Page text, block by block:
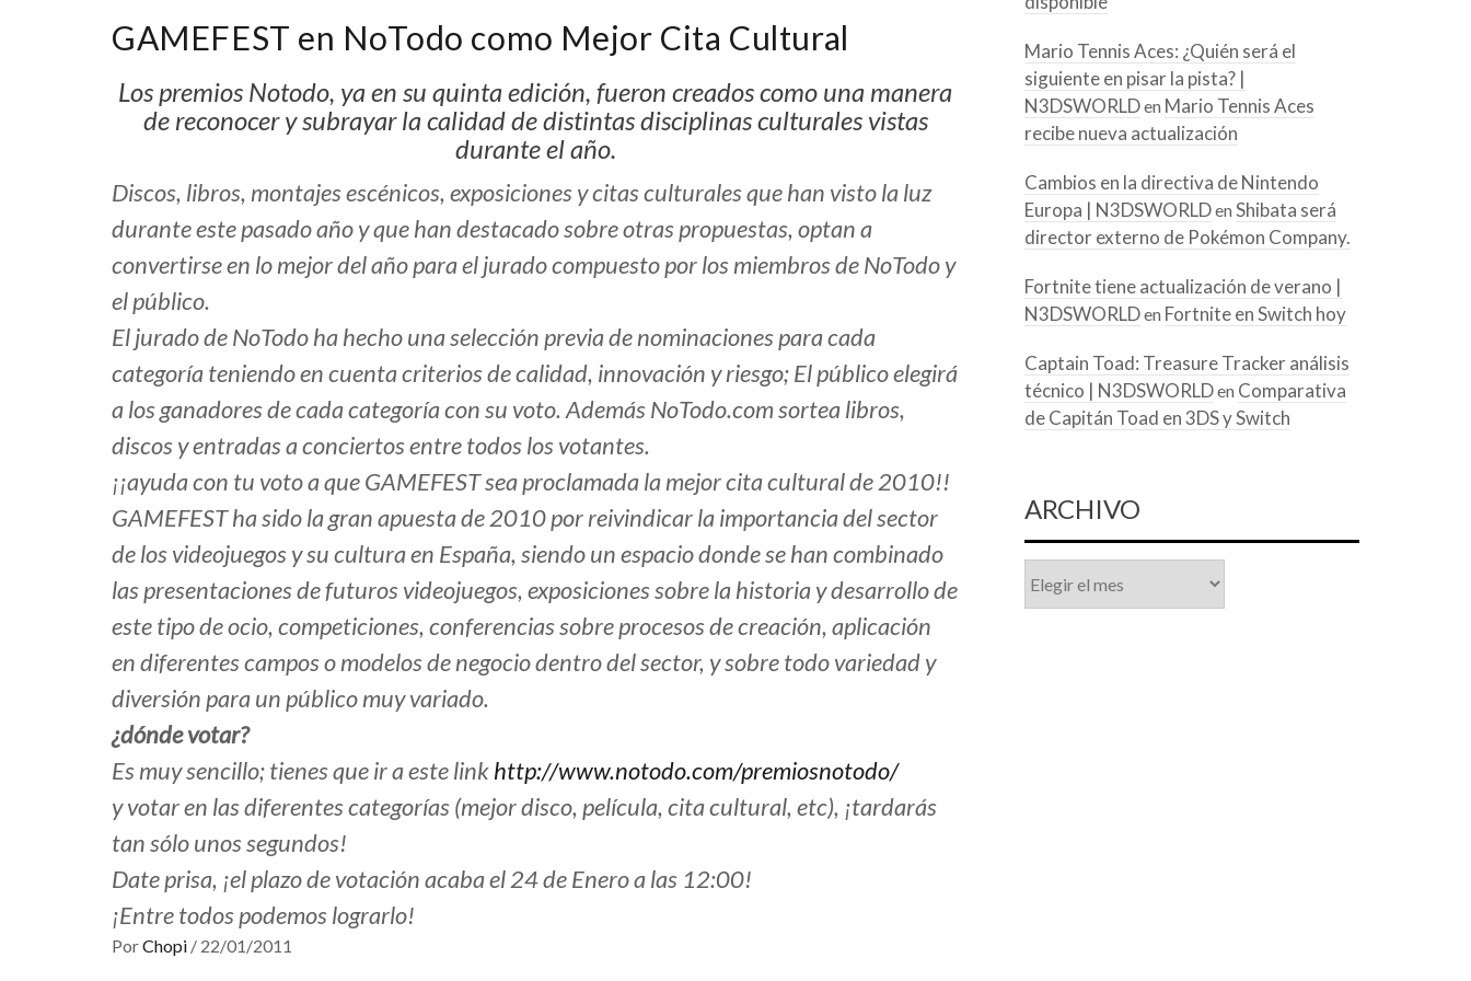
GAMEFEST en NoTodo como Mejor Cita Cultural
Los premios Notodo, ya en su quinta edición, fueron creados como una manera
de reconocer y subrayar la calidad de distintas disciplinas culturales vistas
durante el año.
Discos, libros, montajes escénicos, exposiciones y citas culturales que han visto la luz
durante este pasado año y que han destacado sobre otras propuestas, optan a
convertirse en lo mejor del año para el jurado compuesto por los miembros de NoTodo y
el público.
El jurado de NoTodo ha hecho una selección previa de nominaciones para cada
categoría teniendo en cuenta criterios de calidad, innovación y riesgo; El público elegirá
a los ganadores de cada categoría con su voto. Además NoTodo.com sortea libros,
discos y entradas a conciertos entre todos los votantes.
¡¡ayuda con tu voto a que GAMEFEST sea proclamada la mejor cita cultural de 2010!!
GAMEFEST ha sido la gran apuesta de 2010 por reivindicar la importancia del sector
de los videojuegos y su cultura en España, siendo un espacio donde se han combinado
las presentaciones de futuros videojuegos, exposiciones sobre la historia y desarrollo de
este tipo de ocio, competiciones, conferencias sobre procesos de creación, aplicación
en diferentes campos o modelos de negocio dentro del sector, y sobre todo variedad y
diversión para un público muy variado.
¿dónde votar?
Es muy sencillo; tienes que ir a este linkhttp://www.notodo.com/premiosnotodo/
y votar en las diferentes categorías (mejor disco, película, cita cultural, etc), ¡tardarás
tan sólo unos segundos!
Date prisa, ¡el plazo de votación acaba el 24 de Enero a las 12:00!
¡Entre todos podemos lograrlo!
PorChopi / 22/01/2011
Mario Tennis Aces: ¿Quién será el
siguiente en pisar la pista? |
N3DSWORLDen Mario Tennis Aces
recibe nueva actualización
Cambios en la directiva de Nintendo
Europa | N3DSWORLDen Shibata será
director externo de Pokémon Company.
Fortnite tiene actualización de verano |
N3DSWORLDen Fortnite en Switch hoy
Captain Toad: Treasure Tracker análisis
técnico | N3DSWORLDen Comparativa
de Capitán Toad en 3DS y Switch
ARCHIVO